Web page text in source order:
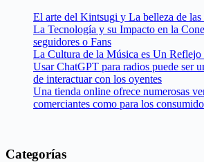
El arte del Kintsugi y La belleza de las
La Tecnología y su Impacto en la
seguidores o Fans
La Cultura de la Música es Un Reflejo
Usar ChatGPT para radios puede ser
de interactuar con los oyentes
Una tienda online ofrece numerosas
comerciantes como para los
Categorías